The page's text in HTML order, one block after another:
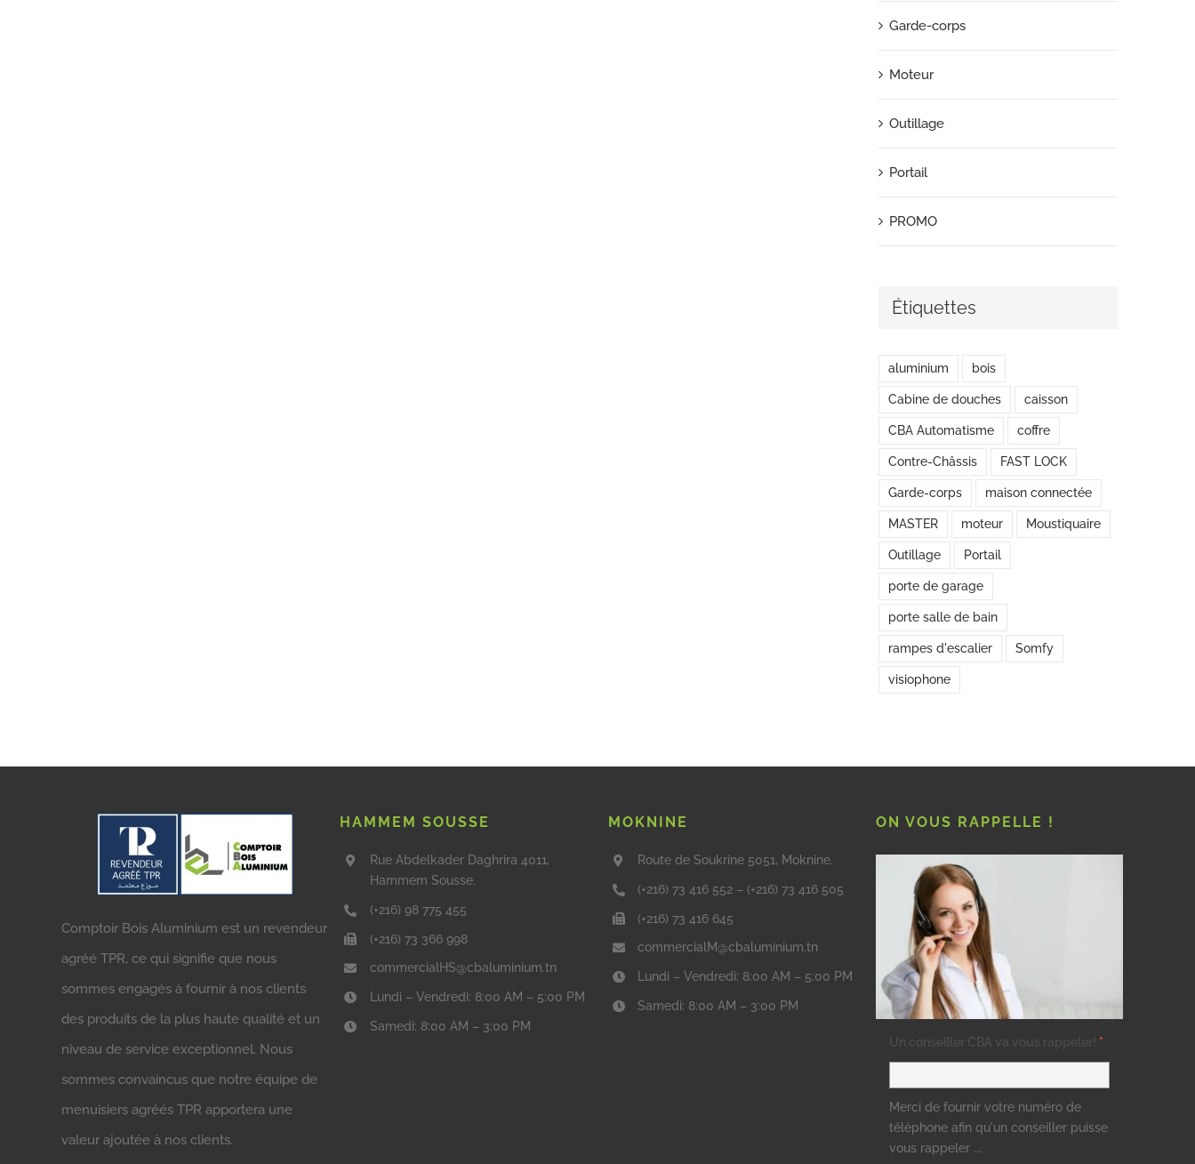
Garde-corps
Moteur
Outillage
Portail
PROMO
Étiquettes
aluminium bois
Cabine de douches caisson
CBA Automatisme coffre
Contre-Châssis FAST LOCK
Garde-corps maison connectée
MASTER moteur Moustiquaire
Outillage Portail
porte de garage
porte salle de bain
rampes d'escalier Somfy
visiophone
Comptoir Bois Aluminium est un revendeur
agréé TPR, ce qui signifie que nous
sommes engagés à fournir à nos clients
des produits de la plus haute qualité et un
niveau de service exceptionnel. Nous
sommes convaincus que notre équipe de
menuisiers agréés TPR apportera une
valeur ajoutée à nos clients.
HAMMEM SOUSSE
Rue Abdelkader Daghrira 4011,
Hammem Sousse.
(+216) 98 775 455
(+216) 73 366 998
commercialHS@cbaluminium.tn
Lundi – Vendredi: 8:00 AM – 5:00 PM
Samedi: 8:00 AM – 3:00 PM
MOKNINE
Route de Soukrine 5051, Moknine.
(+216) 73 416 552 – (+216) 73 416 505
(+216) 73 416 645
commercialM@cbaluminium.tn
Lundi – Vendredi: 8:00 AM – 5:00 PM
Samedi: 8:00 AM – 3:00 PM
ON VOUS RAPPELLE !
Un conseiller CBA va vous rappeler! *
Merci de fournir votre numéro de
téléphone afin qu'un conseiller puisse
vous rappeler ...